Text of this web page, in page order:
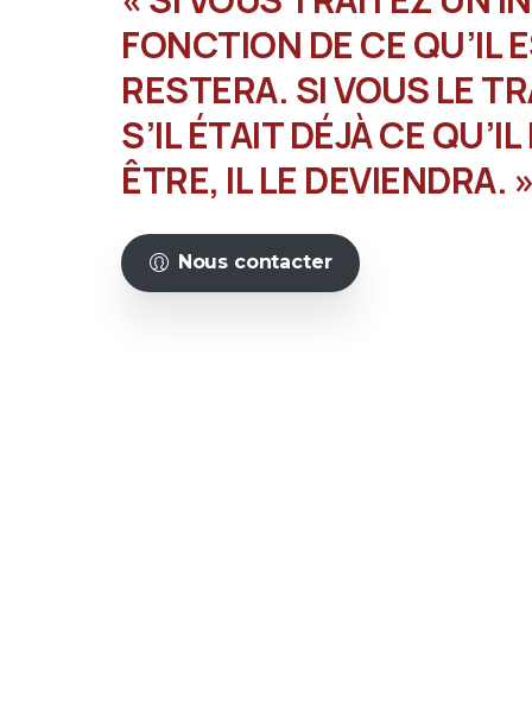
FONCTION DE CE QU’IL
RESTERA. SI VOUS LE
S’IL ÉTAIT DÉJÀ CE
ÊTRE, IL LE
Nous contacter